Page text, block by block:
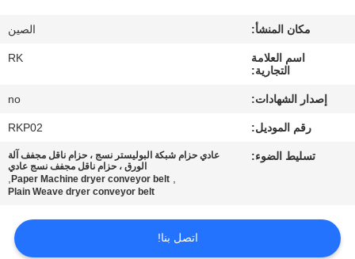
مراقبة
الجودة
اطلب
مكان المنشأ: الصين
اسم العلامة
التجارية:
RK
إصدار الشهادات: no
رقم الموديل: RKP02
تسليط الضوء:
عادي حزام شبكة البوليستر نسج ، حزام ناقل مجفف آلة
الورق ، حزام ناقل مجفف نسج عادي
,
Paper Machine dryer conveyor belt
,
Plain Weave dryer conveyor belt
اتصل بنا!